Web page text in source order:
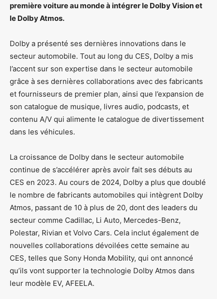
première voiture au monde à intégrer le Dolby Vision et
le Dolby Atmos.
Dolby a présenté ses dernières innovations dans le
secteur automobile. Tout au long du CES, Dolby a mis
l’accent sur son expertise dans le secteur automobile
grâce à ses dernières collaborations avec des fabricants
et fournisseurs de premier plan, ainsi que l’expansion de
son catalogue de musique, livres audio, podcasts, et
contenu A/V qui alimente le catalogue de divertissement
dans les véhicules.
La croissance de Dolby dans le secteur automobile
continue de s’accélérer après avoir fait ses débuts au
CES en 2023. Au cours de 2024, Dolby a plus que doublé
le nombre de fabricants automobiles qui intègrent Dolby
Atmos, passant de 10 à plus de 20, dont des leaders du
secteur comme Cadillac, Li Auto, Mercedes-Benz,
Polestar, Rivian et Volvo Cars. Cela inclut également de
nouvelles collaborations dévoilées cette semaine au
CES, telles que Sony Honda Mobility, qui ont annoncé
qu’ils vont supporter la technologie Dolby Atmos dans
leur modèle EV, AFEELA.